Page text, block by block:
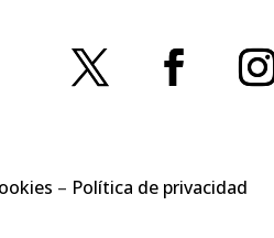
– Política de privacidad